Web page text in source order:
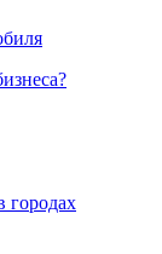
городах